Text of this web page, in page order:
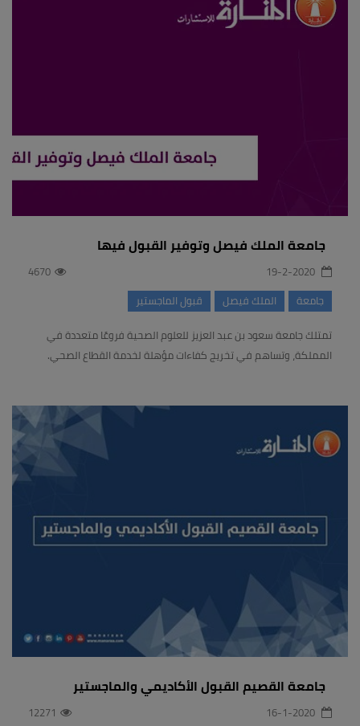
جامعة الملك فيصل وتوفير القبول فيها
4670
جامعة
الملك فيصل
قبول الماجستير
تمتلك جامعة سعود بن عبد العزيز للعلوم الصحية فروعًا متعددة في
المملكة، وتساهم في تخريج كفاءات مؤهلة لخدمة القطاع الصحي.
جامعة القصيم القبول الأكاديمي والماجستير
12271